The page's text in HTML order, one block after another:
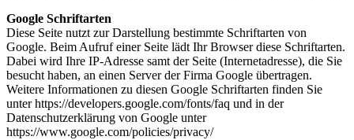
Google Schriftarten
Diese Seite nutzt zur Darstellung bestimmte Schriftarten von
Google. Beim Aufruf einer Seite lädt Ihr Browser diese Schriftarten.
Dabei wird Ihre IP-Adresse samt der Seite (Internetadresse), die Sie
besucht haben, an einen Server der Firma Google übertragen.
Weitere Informationen zu diesen Google Schriftarten finden Sie
unter https://developers.google.com/fonts/faq und in der
Datenschutzerklärung von Google unter
https://www.google.com/policies/privacy/